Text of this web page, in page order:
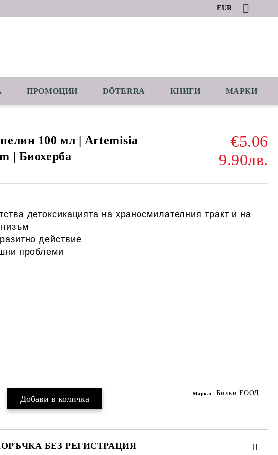
EUR
ПРОМОЦИИ DŌTERRA КНИГИ МАРКИ
100 мл | Artemisia
| Биохерба
€5.06
9.90лв.
детоксикацията на храносмилателния тракт и на
действие
проблеми
Марка: Билки ЕООД
БЕЗ РЕГИСТРАЦИЯ